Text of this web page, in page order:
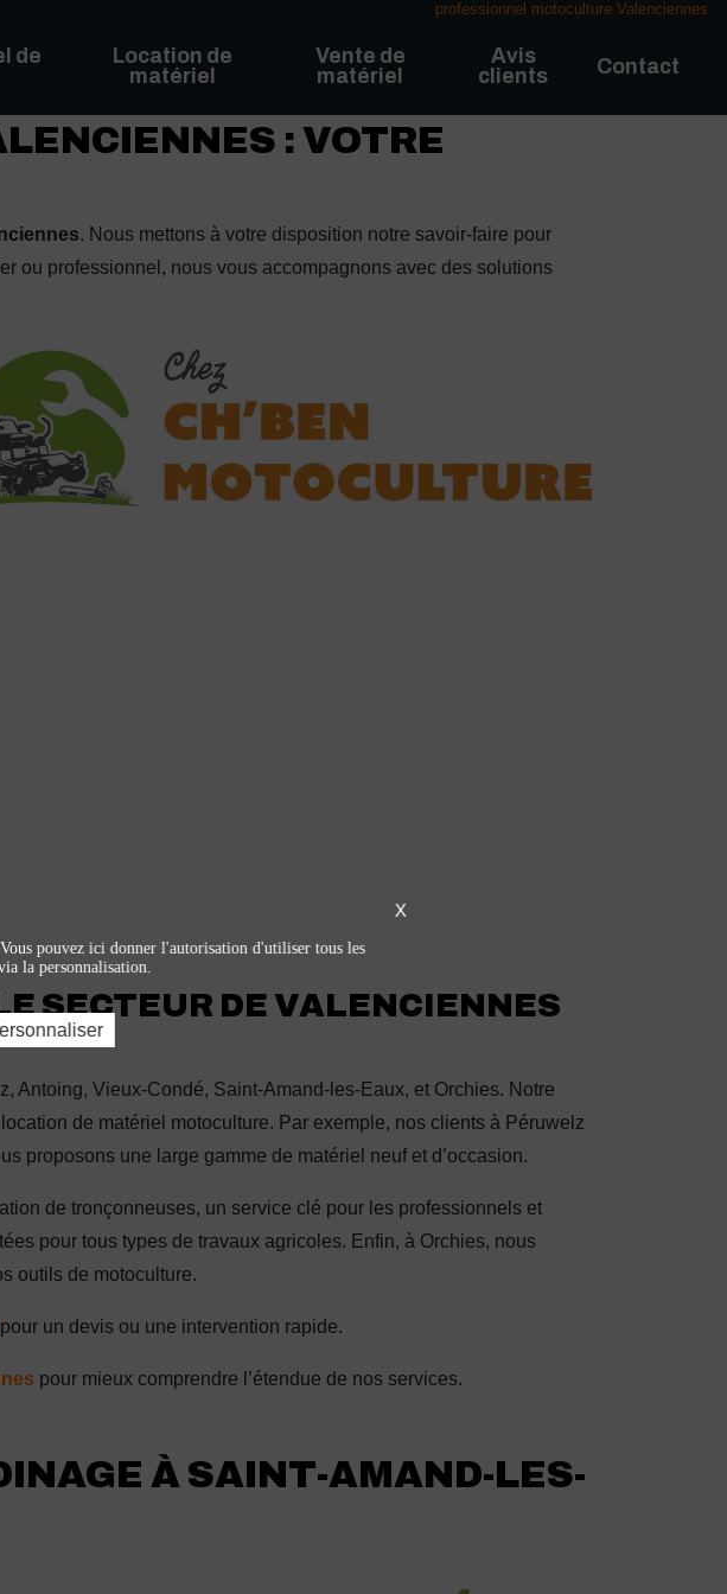
professionnel motoculture Valenciennes
de
Location de
matériel
Vente de
matériel
Avis
clients
Contact
: VOTRE
. Nous mettons à votre disposition notre savoir-faire pour
ou professionnel, nous vous accompagnons avec des solutions
SECTEUR DE VALENCIENNES
Antoing, Vieux-Condé, Saint-Amand-les-Eaux, et Orchies. Notre
de matériel motoculture. Par exemple, nos clients à Péruwelz
proposons une large gamme de matériel neuf et d’occasion.
de tronçonneuses, un service clé pour les professionnels et
pour tous types de travaux agricoles. Enfin, à Orchies, nous
outils de motoculture.
pour un devis ou une intervention rapide.
pour mieux comprendre l’étendue de nos services.
À SAINT-AMAND-LES-
X
pouvez ici donner l'autorisation d'utiliser tous les
la personnalisation.